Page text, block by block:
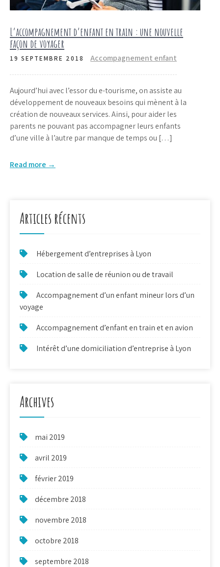
L’accompagnement d’enfant en train : une nouvelle
façon de voyager
19 SEPTEMBRE 2018 Accompagnement enfant
Aujourd’hui avec l’essor du e-tourisme, on assiste au
développement de nouveaux besoins qui mènent à la
création de nouveaux services. Ainsi, pour aider les
parents ne pouvant pas accompagner leurs enfants
d’une ville à l’autre par manque de temps ou […]
Read more →
Articles récents
Hébergement d’entreprises à Lyon
Location de salle de réunion ou de travail
Accompagnement d’un enfant mineur lors d’un
voyage
Accompagnement d’enfant en train et en avion
Intérêt d’une domiciliation d’entreprise à Lyon
Archives
mai 2019
avril 2019
février 2019
décembre 2018
novembre 2018
octobre 2018
septembre 2018